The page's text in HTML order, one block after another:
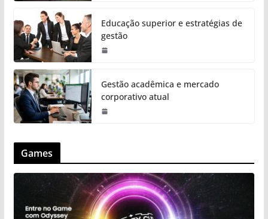
Educação superior e estratégias de
gestão
Gestão acadêmica e mercado
corporativo atual
Games